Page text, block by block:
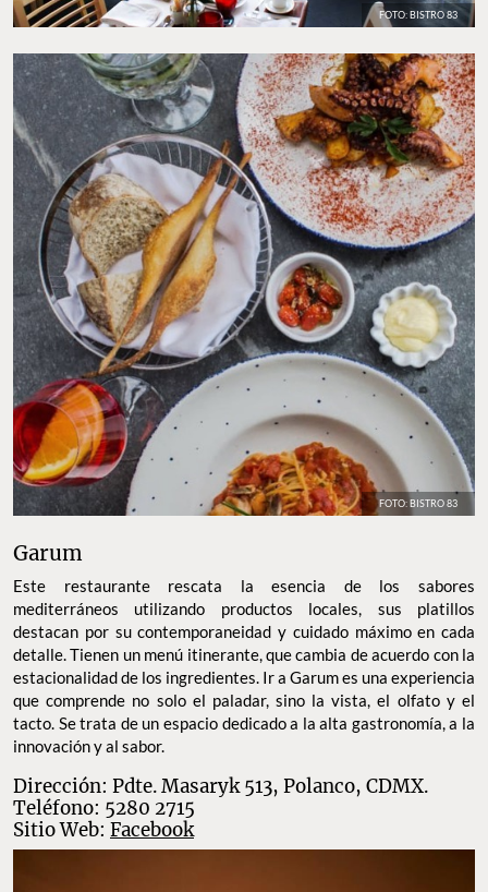
FOTO: BISTRO 83
FOTO: BISTRO 83
Garum
Este restaurante rescata la esencia de los sabores
mediterráneos utilizando productos locales, sus platillos
destacan por su contemporaneidad y cuidado máximo en cada
detalle. Tienen un menú itinerante, que cambia de acuerdo con la
estacionalidad de los ingredientes. Ir a Garum es una experiencia
que comprende no solo el paladar, sino la vista, el olfato y el
tacto. Se trata de un espacio dedicado a la alta gastronomía, a la
innovación y al sabor.
Dirección: Pdte. Masaryk 513, Polanco, CDMX.
Teléfono: 5280 2715
Sitio Web: Facebook